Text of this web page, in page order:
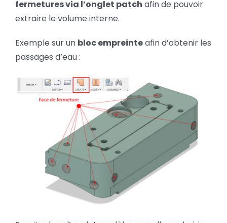
fermetures via l’onglet patch afin de pouvoir
extraire le volume interne.
Exemple sur un bloc empreinteafin d’obtenir les
passages d’eau :